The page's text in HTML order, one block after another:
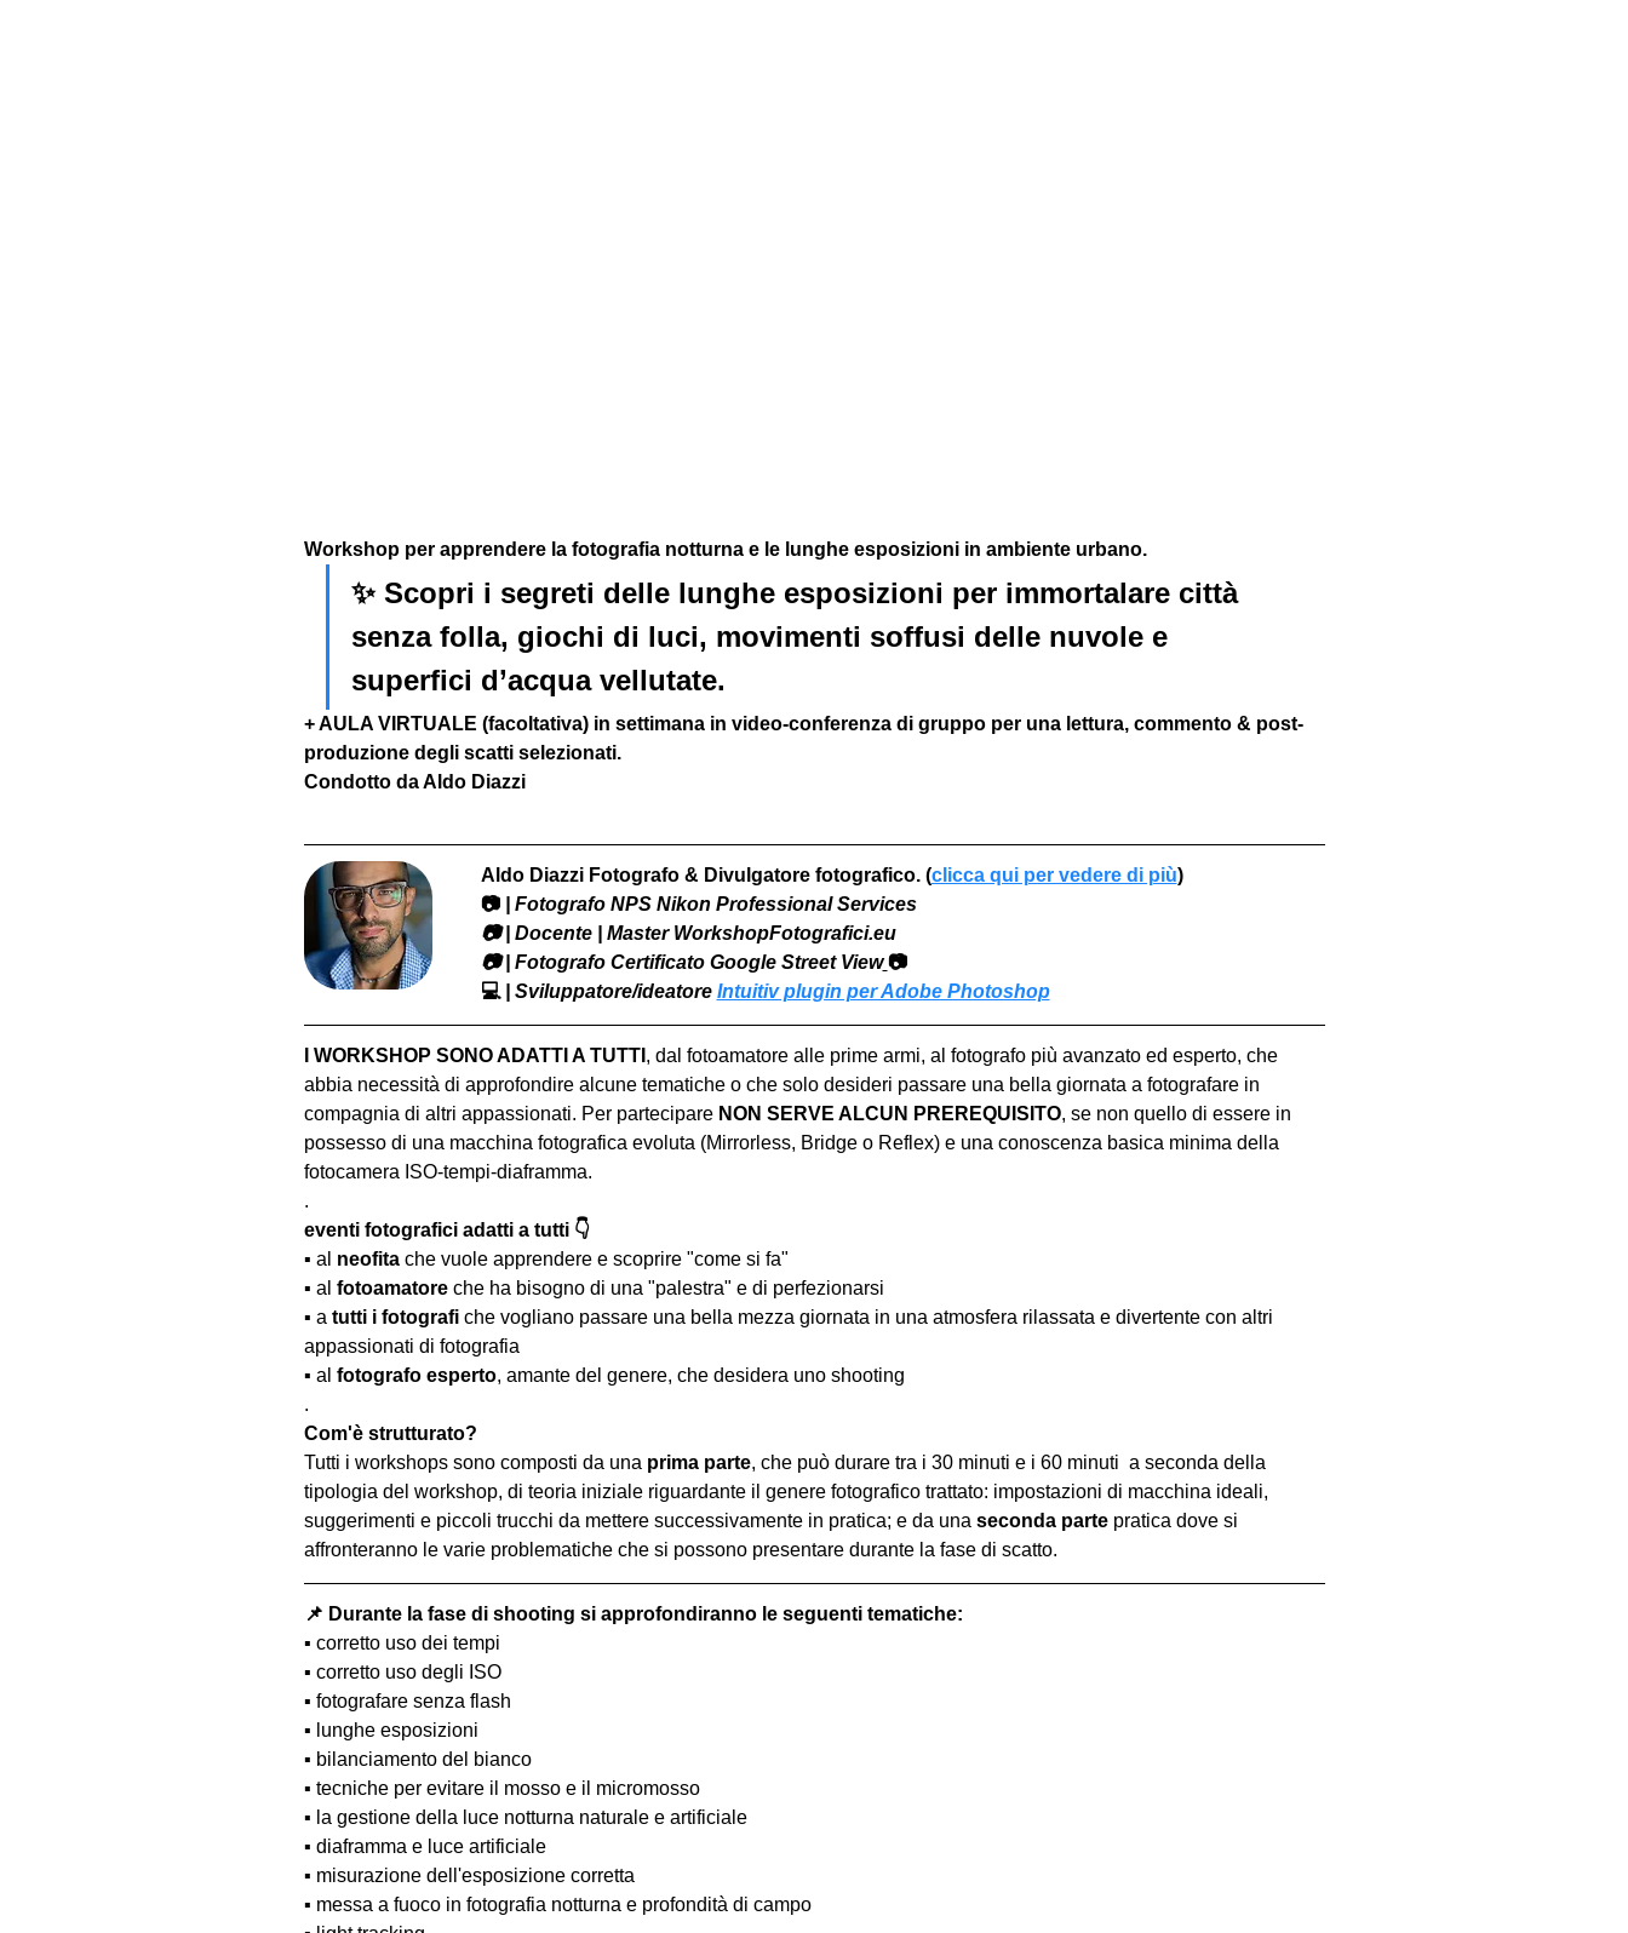
Workshop per apprendere la fotografia notturna e le lunghe esposizioni in ambiente urbano.
✨ Scopri i segreti delle lunghe esposizioni per immortalare città
senza folla, giochi di luci, movimenti soffusi delle nuvole e
superfici d’acqua vellutate.
+ AULA VIRTUALE (facoltativa) in settimana in video-conferenza di gruppo per una lettura, commento & post-
produzione degli scatti selezionati.
Condotto da Aldo Diazzi
Aldo Diazzi Fotografo & Divulgatore fotografico. (clicca qui per vedere di più)
📷 | Fotografo NPS Nikon Professional Services
​📷 | Docente | Master WorkshopFotografici.eu
📷 | Fotografo Certificato Google Street View 📷
💻 | Sviluppatore/ideatore Intuitiv plugin per Adobe Photoshop
I WORKSHOP SONO ADATTI A TUTTI , dal fotoamatore alle prime armi, al fotografo più avanzato ed esperto, che
abbia necessità di approfondire alcune tematiche o che solo desideri passare una bella giornata a fotografare in
compagnia di altri appassionati. Per partecipare NON SERVE ALCUN PREREQUISITO, se non quello di essere in
possesso di una macchina fotografica evoluta (Mirrorless, Bridge o Reflex) e una conoscenza basica minima della
fotocamera ISO-tempi-diaframma.
.
eventi fotografici adatti a tutti 👇
▪️ al neofita che vuole apprendere e scoprire "come si fa"
▪️ al fotoamatore che ha bisogno di una "palestra" e di perfezionarsi
▪️ a tutti i fotografi che vogliano passare una bella mezza giornata in una atmosfera rilassata e divertente con altri
appassionati di fotografia
▪️ al fotografo esperto, amante del genere, che desidera uno shooting
.
Com'è strutturato?
Tutti i workshops sono composti da una prima parte, che può durare tra i 30 minuti e i 60 minuti  a seconda della
tipologia del workshop, di teoria iniziale riguardante il genere fotografico trattato: impostazioni di macchina ideali,
suggerimenti e piccoli trucchi da mettere successivamente in pratica; e da una seconda parte pratica dove si
affronteranno le varie problematiche che si possono presentare durante la fase di scatto.
📌 Durante la fase di shooting si approfondiranno le seguenti tematiche:
▪️ corretto uso dei tempi
▪️ corretto uso degli ISO
▪️ fotografare senza flash
▪️ lunghe esposizioni
▪️ bilanciamento del bianco
▪️ tecniche per evitare il mosso e il micromosso
▪️ la gestione della luce notturna naturale e artificiale
▪️ diaframma e luce artificiale
▪️ misurazione dell'esposizione corretta
▪️ messa a fuoco in fotografia notturna e profondità di campo